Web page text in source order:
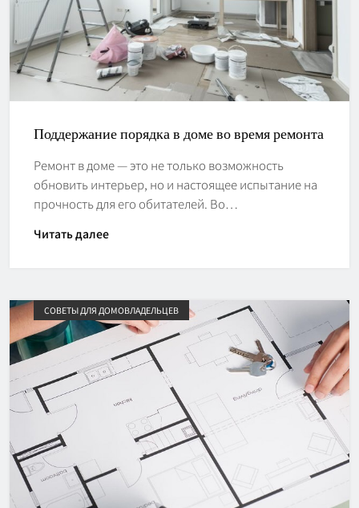
Поддержание порядка в доме во время ремонта
Ремонт в доме — это не только возможность
обновить интерьер, но и настоящее испытание на
прочность для его обитателей. Во…
Читать далее
СОВЕТЫ ДЛЯ ДОМОВЛАДЕЛЬЦЕВ